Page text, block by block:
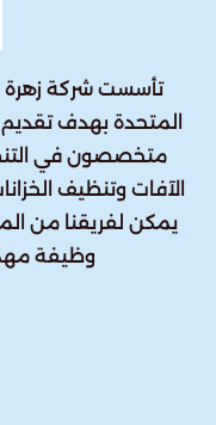
تأسست شركة زهرة
المتحدة بهدف
متخصصون في
الآفات وتنظيف
يمكن لفريقنا من
وظيفة